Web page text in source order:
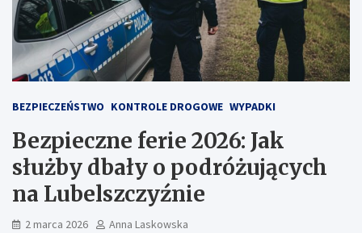
BEZPIECZEŃSTWO KONTROLE DROGOWE WYPADKI
Bezpieczne ferie 2026: Jak
służby dbały o podróżujących
na Lubelszczyźnie
2 marca 2026 Anna Laskowska